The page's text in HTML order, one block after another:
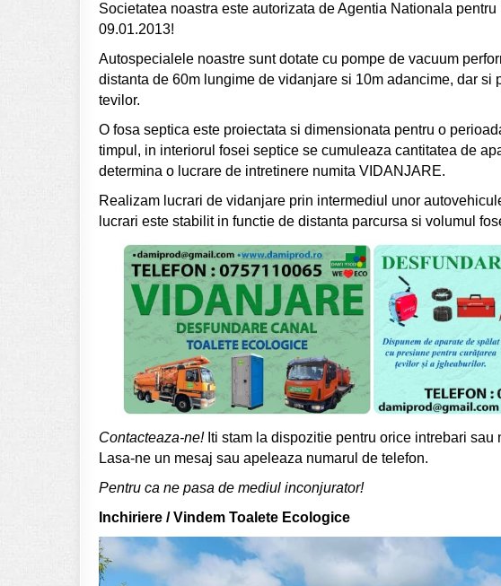
Societatea noastra este autorizata de Agentia Nationala
09.01.2013!
Autospecialele noastre sunt dotate cu pompe de vacuum
distanta de 60m lungime de vidanjare si 10m adancime, dar si
tevilor.
O fosa septica este proiectata si dimensionata pentru o
timpul, in interiorul fosei septice se cumuleaza cantitatea de
determina o lucrare de intretinere numita VIDANJARE.
Realizam lucrari de vidanjare prin intermediul unor
lucrari este stabilit in functie de distanta parcursa si volumul
Contacteaza-ne!Iti stam la dispozitie pentru orice intrebari sau
Lasa-ne un mesaj sau apeleaza numarul de telefon.
Pentru ca ne pasa de mediul inconjurator!
Inchiriere / Vindem Toalete Ecologice